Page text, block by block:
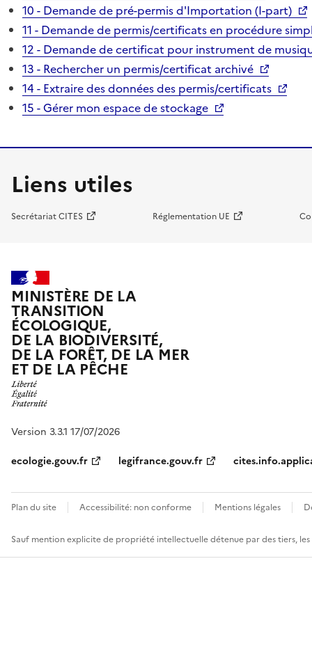
10 - Demande de pré-permis d'Importation (I-part)
11 - Demande de permis/certificats en procédure
12 - Demande de certificat pour instrument de
13 - Rechercher un permis/certificat archivé
14 - Extraire des données des permis/certificats
15 - Gérer mon espace de stockage
Liens utiles
Secrétariat CITES Réglementation UE
MINISTÈRE DE LA
TRANSITION
ÉCOLOGIQUE,
DE LA BIODIVERSITÉ,
DE LA FORÊT, DE LA MER
ET DE LA PÊCHE
Version 3.3.1 17/07/2026
ecologie.gouv.fr
legifrance.gouv.fr
Plan du site Accessibilité: non conforme Mentions légales
Sauf mention explicite de propriété intellectuelle détenue par des tiers,